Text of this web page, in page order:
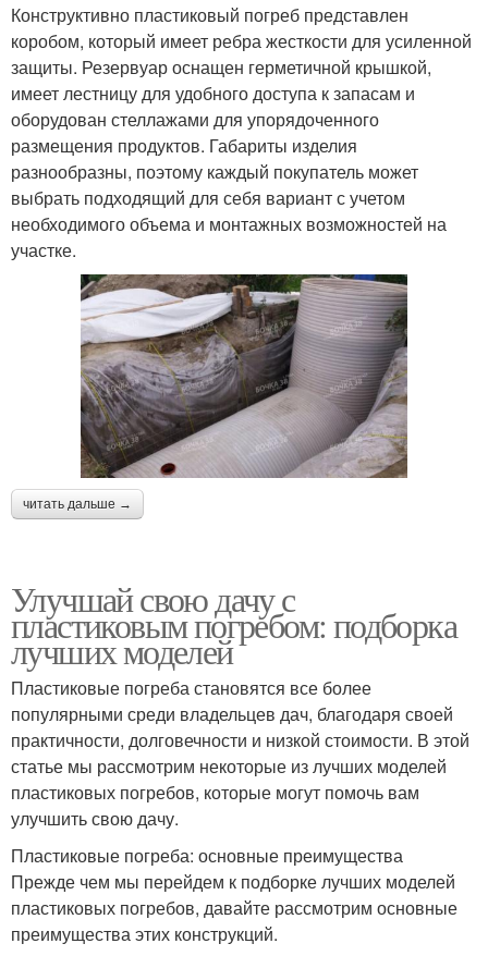
Конструктивно пластиковый погреб представлен
коробом, который имеет ребра жесткости для усиленной
защиты. Резервуар оснащен герметичной крышкой,
имеет лестницу для удобного доступа к запасам и
оборудован стеллажами для упорядоченного
размещения продуктов. Габариты изделия
разнообразны, поэтому каждый покупатель может
выбрать подходящий для себя вариант с учетом
необходимого объема и монтажных возможностей на
участке.
читать дальше →
Улучшай свою дачу с
пластиковым погребом: подборка
лучших моделей
Пластиковые погреба становятся все более
популярными среди владельцев дач, благодаря своей
практичности, долговечности и низкой стоимости. В этой
статье мы рассмотрим некоторые из лучших моделей
пластиковых погребов, которые могут помочь вам
улучшить свою дачу.
Пластиковые погреба: основные преимущества
Прежде чем мы перейдем к подборке лучших моделей
пластиковых погребов, давайте рассмотрим основные
преимущества этих конструкций.